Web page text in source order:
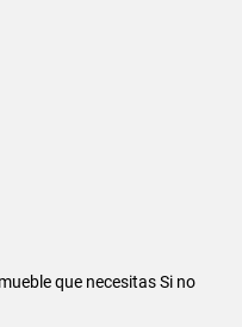
que necesitas Si no